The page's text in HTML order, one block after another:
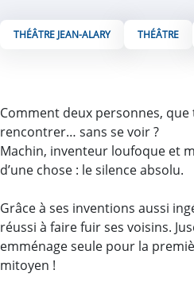
THÉÂTRE JEAN-ALARY THÉÂTRE
Comment deux personnes,
rencontrer… sans se voir ?
Machin, inventeur loufoque et
d’une chose : le silence absolu.
Grâce à ses inventions aussi
réussi à faire fuir ses voisins.
emménage seule pour la
mitoyen !